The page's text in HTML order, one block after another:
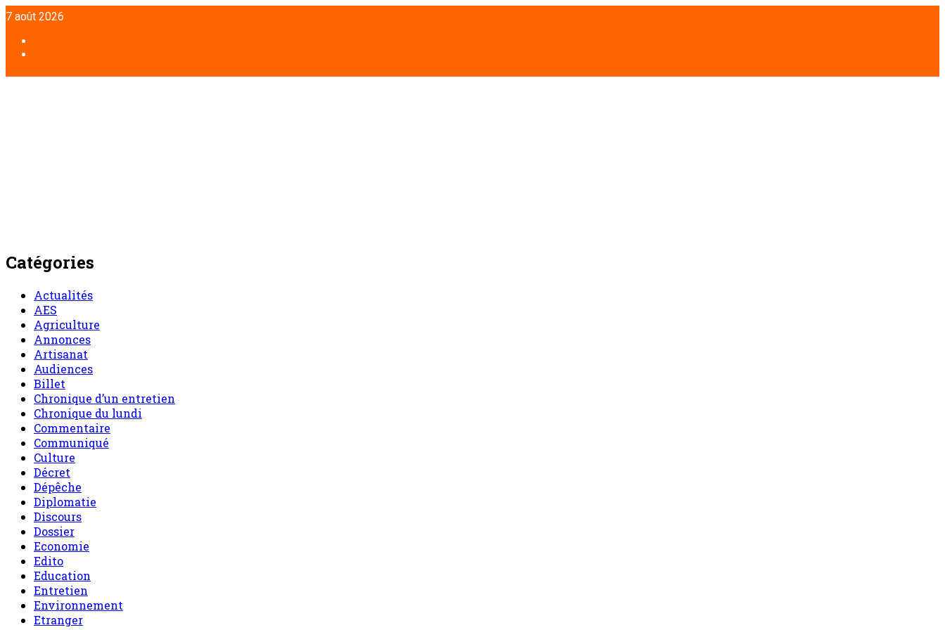
Aller
au
contenu
7 août 2026
Catégories
Actualités
AES
Agriculture
Annonces
Artisanat
Audiences
Billet
Chronique d’un entretien
Chronique du lundi
Commentaire
Communiqué
Culture
Décret
Dépêche
Diplomatie
Discours
Dossier
Economie
Edito
Education
Entretien
Environnement
Etranger